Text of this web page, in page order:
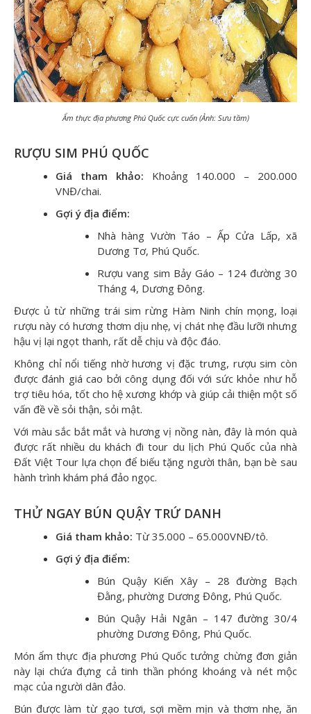
Ẩm thực địa phương Phú Quốc cực cuốn (Ảnh: Sưu tầm)
RƯỢU SIM PHÚ QUỐC
Giá tham khảo:
Khoảng 140.000 – 200.000
VNĐ/chai.
Gợi ý địa điểm:
Nhà hàng Vườn Táo – Ấp Cửa Lấp, xã
Dương Tơ, Phú Quốc.
Rượu vang sim Bảy Gáo – 124 đường 30
Tháng 4, Dương Đông.
Được ủ từ những trái sim rừng Hàm Ninh chín mọng, loại
rượu này có hương thơm dịu nhẹ, vị chát nhẹ đầu lưỡi nhưng
hậu vị lại ngọt thanh, rất dễ chịu và độc đáo.
Không chỉ nổi tiếng nhờ hương vị đặc trưng, rượu sim còn
được đánh giá cao bởi công dụng đối với sức khỏe như hỗ
trợ tiêu hóa, tốt cho hệ xương khớp và giúp cải thiện một số
vấn đề về sỏi thận, sỏi mật.
Với màu sắc bắt mắt và hương vị nồng nàn, đây là món quà
được rất nhiều du khách đi tour du lịch Phú Quốc của nhà
Đất Việt Tour lựa chọn để biếu tặng người thân, bạn bè sau
hành trình khám phá đảo ngọc.
THỬ NGAY BÚN QUẬY TRỨ DANH
Giá tham khảo: Từ 35.000 – 65.000VNĐ/tô.
Gợi ý địa điểm:
Bún Quậy Kiến Xây – 28 đường Bạch
Đằng, phường Dương Đông, Phú Quốc.
Bún Quậy Hải Ngân – 147 đường 30/4
phường Dương Đông, Phú Quốc.
Món ẩm thực địa phương Phú Quốc tưởng chừng đơn giản
này lại chứa đựng cả tinh thần phóng khoáng và nét mộc
mạc của người dân đảo.
Bún được làm từ gạo tươi, sợi mềm mịn và thơm nhẹ, ăn